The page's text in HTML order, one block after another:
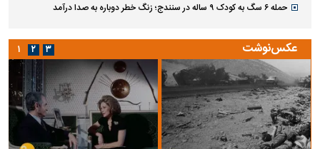
حمله ۶ سگ به کودک ۹ ساله در سنندج؛ زنگ خطر دوباره به صدا درآمد
عکس‌نوشت ۱ ۲ ۳